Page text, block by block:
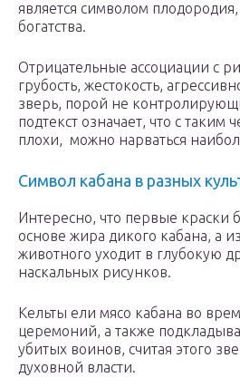
является символом
богатства.
Отрицательные ассоциации с
грубость, жестокость,
зверь, порой не
подтекст означает, что с таким
плохи, можно нарваться
Символ кабана в разных
Интересно, что первые краски
основе жира дикого кабана, а
животного уходит в глубокую
наскальных рисунков.
Кельты ели мясо кабана во
церемоний, а также
убитых воинов, считая этого
духовной власти.